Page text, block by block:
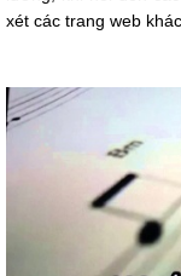
xét các trang web khác.